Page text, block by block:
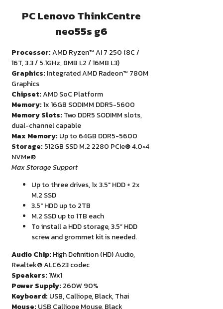
PC Lenovo ThinkCentre
neo55s g6
Processor:AMD Ryzen™ AI 7 250 (8C /
16T, 3.3 / 5.1GHz, 8MB L2 / 16MB L3)
Graphics: Integrated AMD Radeon™ 780M
Graphics
Chipset:AMD SoC Platform
Memory:1x 16GB SODIMM DDR5-5600
Memory Slots: Two DDR5 SODIMM slots,
dual-channel capable
Max Memory: Up to 64GB DDR5-5600
Storage: 512GB SSD M.2 2280 PCIe® 4.0×4
NVMe®
Max Storage Support
Up to three drives, 1x 3.5″ HDD + 2x
M.2 SSD
3.5″ HDD up to 2TB
M.2 SSD up to 1TB each
To install a HDD storage, 3.5” HDD
screw and grommet kit is needed.
Audio Chip: High Definition (HD) Audio,
Realtek® ALC623 codec
Speakers:1Wx1
Power Supply: 260W 90%
Keyboard: USB, Calliope, Black, Thai
Mouse: USB Calliope Mouse, Black